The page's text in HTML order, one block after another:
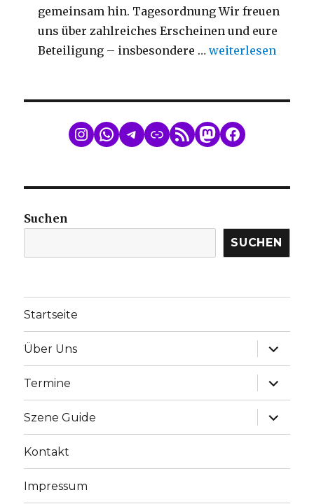
gemeinsam hin. Tagesordnung Wir freuen
uns über zahlreiches Erscheinen und eure
Beteiligung – insbesondere …weiterlesen
WhatsApp
Telegram
LinkRSS FeedMastodon
Facebook
Suchen
SUCHEN
Startseite
Über Uns
Termine
Szene Guide
Kontakt
Impressum